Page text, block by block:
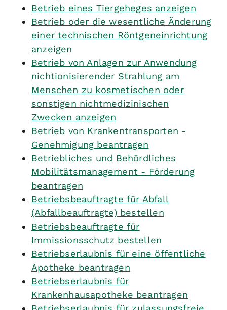
Betrieb eines Tiergeheges anzeigen
Betrieb oder die wesentliche Änderung
einer technischen Röntgeneinrichtung
anzeigen
Betrieb von Anlagen zur Anwendung
nichtionisierender Strahlung am
Menschen zu kosmetischen oder
sonstigen nichtmedizinischen
Zwecken anzeigen
Betrieb von Krankentransporten -
Genehmigung beantragen
Betriebliches und Behördliches
Mobilitätsmanagement - Förderung
beantragen
Betriebsbeauftragte für Abfall
(Abfallbeauftragte) bestellen
Betriebsbeauftragte für
Immissionsschutz bestellen
Betriebserlaubnis für eine öffentliche
Apotheke beantragen
Betriebserlaubnis für
Krankenhausapotheke beantragen